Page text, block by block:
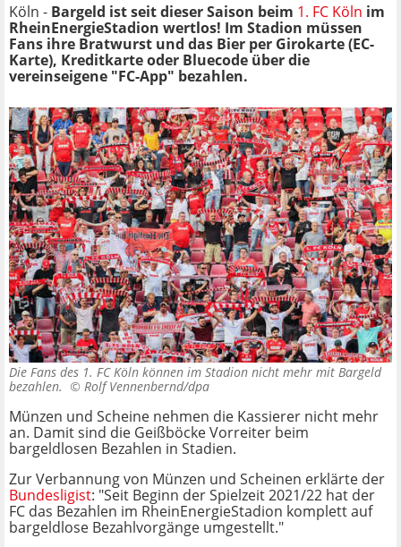
Köln - Bargeld ist seit dieser Saison beim 1. FC Köln im
RheinEnergieStadion wertlos! Im Stadion müssen
Fans ihre Bratwurst und das Bier per Girokarte (EC-
Karte), Kreditkarte oder Bluecode über die
vereinseigene "FC-App" bezahlen.
Die Fans des 1. FC Köln können im Stadion nicht mehr mit Bargeld
bezahlen. © Rolf Vennenbernd/dpa
Münzen und Scheine nehmen die Kassierer nicht mehr
an. Damit sind die Geißböcke Vorreiter beim
bargeldlosen Bezahlen in Stadien.
Zur Verbannung von Münzen und Scheinen erklärte der
Bundesligist: "Seit Beginn der Spielzeit 2021/22 hat der
FC das Bezahlen im RheinEnergieStadion komplett auf
bargeldlose Bezahlvorgänge umgestellt."